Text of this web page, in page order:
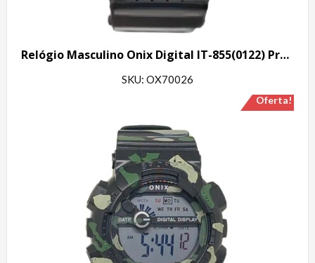
Relógio Masculino Onix Digital IT-855(0122) Preto e Vermelho
SKU: OX70026
Oferta!